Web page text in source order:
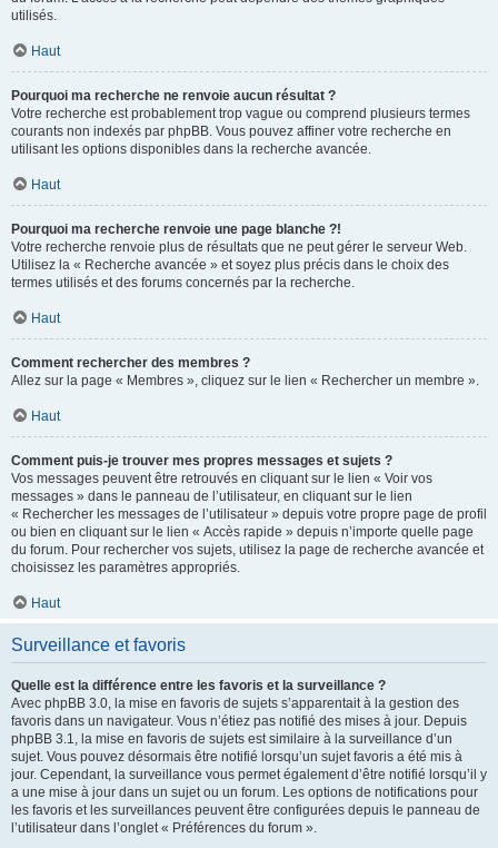
utilisés.
Haut
Pourquoi ma recherche ne renvoie aucun résultat ?
Votre recherche est probablement trop vague ou comprend plusieurs termes
courants non indexés par phpBB. Vous pouvez affiner votre recherche en
utilisant les options disponibles dans la recherche avancée.
Haut
Pourquoi ma recherche renvoie une page blanche ?!
Votre recherche renvoie plus de résultats que ne peut gérer le serveur Web.
Utilisez la « Recherche avancée » et soyez plus précis dans le choix des
termes utilisés et des forums concernés par la recherche.
Haut
Comment rechercher des membres ?
Allez sur la page « Membres », cliquez sur le lien « Rechercher un membre ».
Haut
Comment puis-je trouver mes propres messages et sujets ?
Vos messages peuvent être retrouvés en cliquant sur le lien « Voir vos
messages » dans le panneau de l’utilisateur, en cliquant sur le lien
« Rechercher les messages de l’utilisateur » depuis votre propre page de profil
ou bien en cliquant sur le lien « Accès rapide » depuis n’importe quelle page
du forum. Pour rechercher vos sujets, utilisez la page de recherche avancée et
choisissez les paramètres appropriés.
Haut
Surveillance et favoris
Quelle est la différence entre les favoris et la surveillance ?
Avec phpBB 3.0, la mise en favoris de sujets s’apparentait à la gestion des
favoris dans un navigateur. Vous n’étiez pas notifié des mises à jour. Depuis
phpBB 3.1, la mise en favoris de sujets est similaire à la surveillance d’un
sujet. Vous pouvez désormais être notifié lorsqu’un sujet favoris a été mis à
jour. Cependant, la surveillance vous permet également d’être notifié lorsqu’il y
a une mise à jour dans un sujet ou un forum. Les options de notifications pour
les favoris et les surveillances peuvent être configurées depuis le panneau de
l’utilisateur dans l’onglet « Préférences du forum ».